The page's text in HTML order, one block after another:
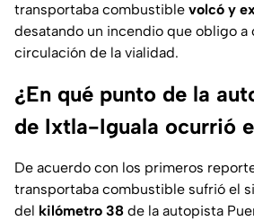
transportaba combustible volcó y
desatando un incendio que obligo
circulación de la vialidad.
¿En qué punto de la
de Ixtla-Iguala ocurrió
De acuerdo con los primeros
transportaba combustible sufrió el
del kilómetro 38 de la autopista